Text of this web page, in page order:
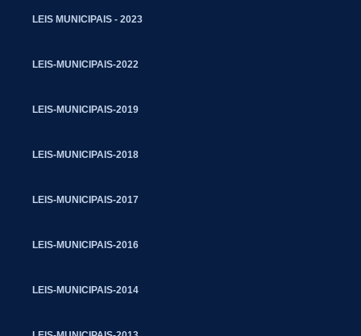
LEIS MUNICIPAIS - 2023
LEIS-MUNICIPAIS-2022
LEIS-MUNICIPAIS-2019
LEIS-MUNICIPAIS-2018
LEIS-MUNICIPAIS-2017
LEIS-MUNICIPAIS-2016
LEIS-MUNICIPAIS-2014